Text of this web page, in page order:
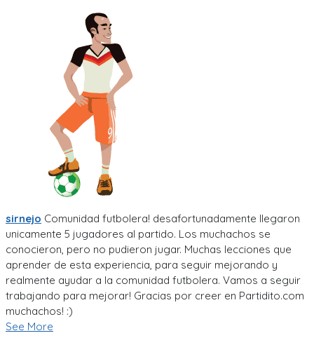
sirnejo Comunidad futbolera! desafortunadamente llegaron
unicamente 5 jugadores al partido. Los muchachos se
conocieron, pero no pudieron jugar. Muchas lecciones que
aprender de esta experiencia, para seguir mejorando y
realmente ayudar a la comunidad futbolera. Vamos a seguir
trabajando para mejorar! Gracias por creer en Partidito.com
muchachos! :)
See More